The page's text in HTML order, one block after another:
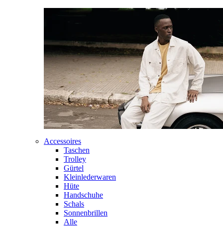
Accessoires
Taschen
Trolley
Gürtel
Kleinlederwaren
Hüte
Handschuhe
Schals
Sonnenbrillen
Alle